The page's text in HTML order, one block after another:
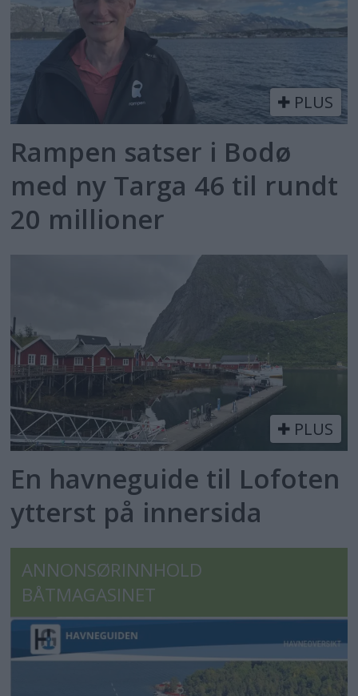
PLUS
Rampen satser i Bodø
med ny Targa 46 til rundt
20 millioner
PLUS
En havneguide til Lofoten
ytterst på innersida
ANNONSØRINNHOLD
BÅTMAGASINET